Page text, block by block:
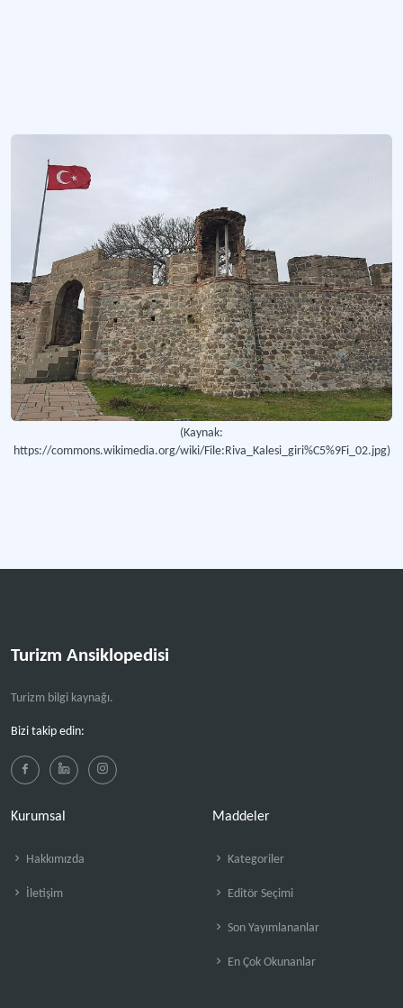
(Kaynak:
https://commons.wikimedia.org/wiki/File:Riva_Kalesi_giri%C5%9Fi_02.jpg)
Turizm Ansiklopedisi
Turizm bilgi kaynağı.
Bizi takip edin:
Kurumsal
Hakkımızda
İletişim
Maddeler
Kategoriler
Editör Seçimi
Son Yayımlananlar
En Çok Okunanlar